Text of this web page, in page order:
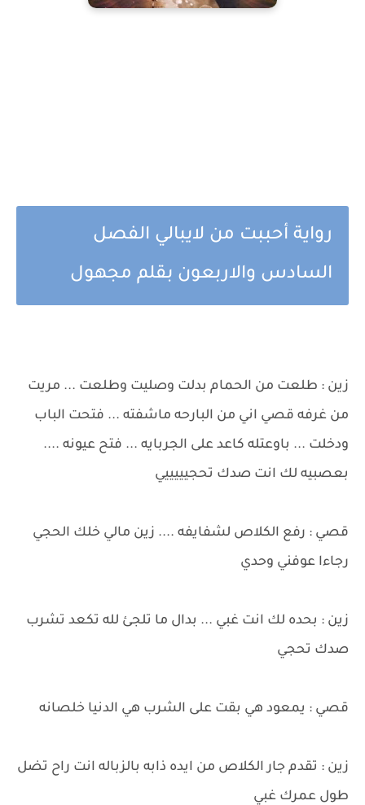
رواية أحببت من لايبالي الفصل
السادس والاربعون بقلم مجهول
زين : طلعت من الحمام بدلت وصليت وطلعت ... مريت
من غرفه قصي اني من البارحه ماشفته ... فتحت الباب
ودخلت ... باوعتله كاعد على الجربايه ... فتح عيونه ....
بعصبيه لك انت صدك تحجيييييي
قصي : رفع الكلاص لشفايفه .... زين مالي خلك الحجي
رجاءا عوفني وحدي
زين : بحده لك انت غبي ... بدال ما تلجئ لله تكعد تشرب
صدك تحجي
قصي : يمعود هي بقت على الشرب هي الدنيا خلصانه
زين : تقدم جار الكلاص من ايده ذابه بالزباله انت راح تضل
طول عمرك غبي